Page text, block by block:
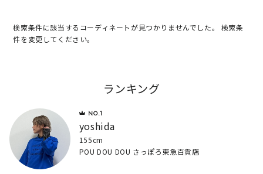
検索条件に該当するコーディネートが見つかりませんでした。 検索条
件を変更してください。
ランキング
yoshida
155cm
POU DOU DOU さっぽろ東急百貨店